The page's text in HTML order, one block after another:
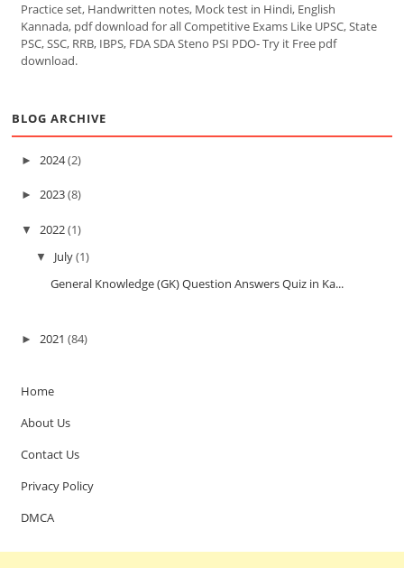
Practice set, Handwritten notes, Mock test in Hindi, English
Kannada, pdf download for all Competitive Exams Like UPSC, State
PSC, SSC, RRB, IBPS, FDA SDA Steno PSI PDO- Try it Free pdf
download.
BLOG ARCHIVE
►2024(2)
►2023(8)
▼ 2022(1)
▼ July(1)
General Knowledge (GK) Question Answers Quiz in Ka...
► 2021(84)
Home
About Us
Contact Us
Privacy Policy
DMCA